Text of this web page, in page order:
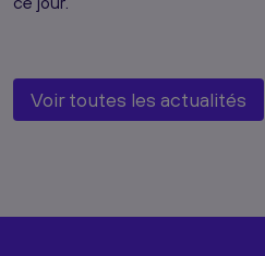
Voir toutes les actualités